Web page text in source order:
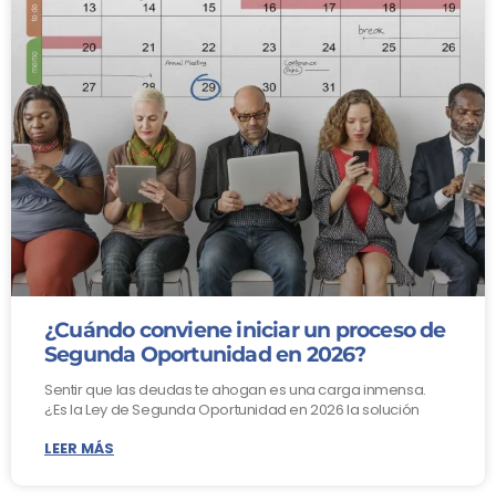
¿Cuándo conviene iniciar un proceso de
Segunda Oportunidad en 2026?
Sentir que las deudas te ahogan es una carga inmensa.
¿Es la Ley de Segunda Oportunidad en 2026 la solución
LEER MÁS